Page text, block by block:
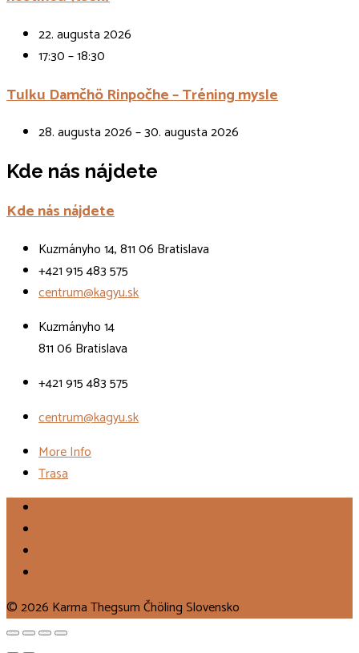
22. augusta 2026
17:30 – 18:30
Tulku Damčhö Rinpočhe – Tréning mysle
28. augusta 2026 – 30. augusta 2026
Kde nás nájdete
Kde nás nájdete
Kuzmányho 14, 811 06 Bratislava
+421 915 483 575
centrum@kagyu.sk
Kuzmányho 14
811 06 Bratislava
+421 915 483 575
centrum@kagyu.sk
More Info
Trasa
© 2026 Karma Thegsum Čhöling Slovensko